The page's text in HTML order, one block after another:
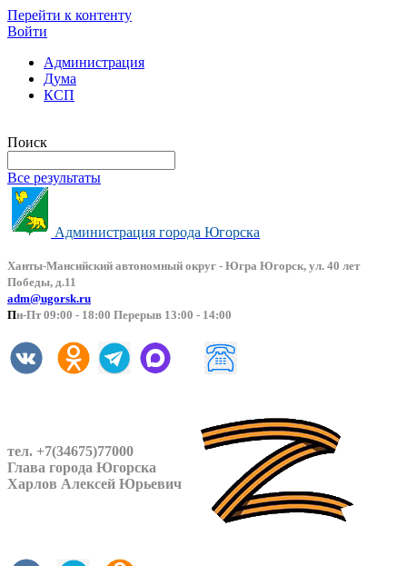
Перейти к контенту
Войти
Администрация
Дума
КСП
Поиск
Все результаты
Администрация города Югорска
Ханты-Мансийский автономный округ - Югра Югорск, ул. 40 лет
Победы, д.11
adm@ugorsk.ru
Пн-Пт 09:00 - 18:00 Перерыв 13:00 - 14:00
тел. +7(34675)77000
Глава города Югорска
Харлов Алексей Юрьевич